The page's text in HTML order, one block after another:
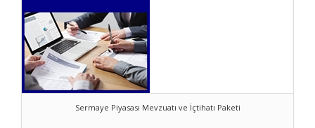
Sermaye Piyasası Mevzuatı ve İçtihatı Paketi